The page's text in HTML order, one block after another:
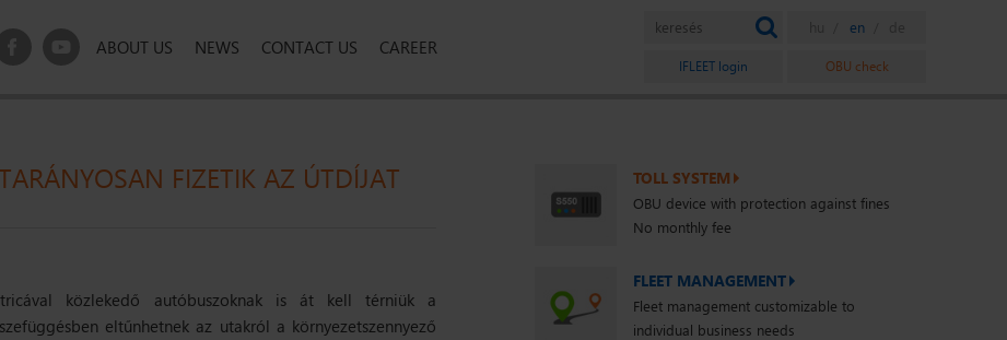
ABOUT US NEWS CONTACT US CAREER
IFLEET login OBU check
FIZETIK AZ ÚTDÍJAT
közlekedő autóbuszoknak is át kell térniük a
eltűnhetnek az utakról a környezetszennyező
TOLL SYSTEM
OBU device with protection against fines
No monthly fee
FLEET MANAGEMENT
Fleet management customizable to
individual business needs